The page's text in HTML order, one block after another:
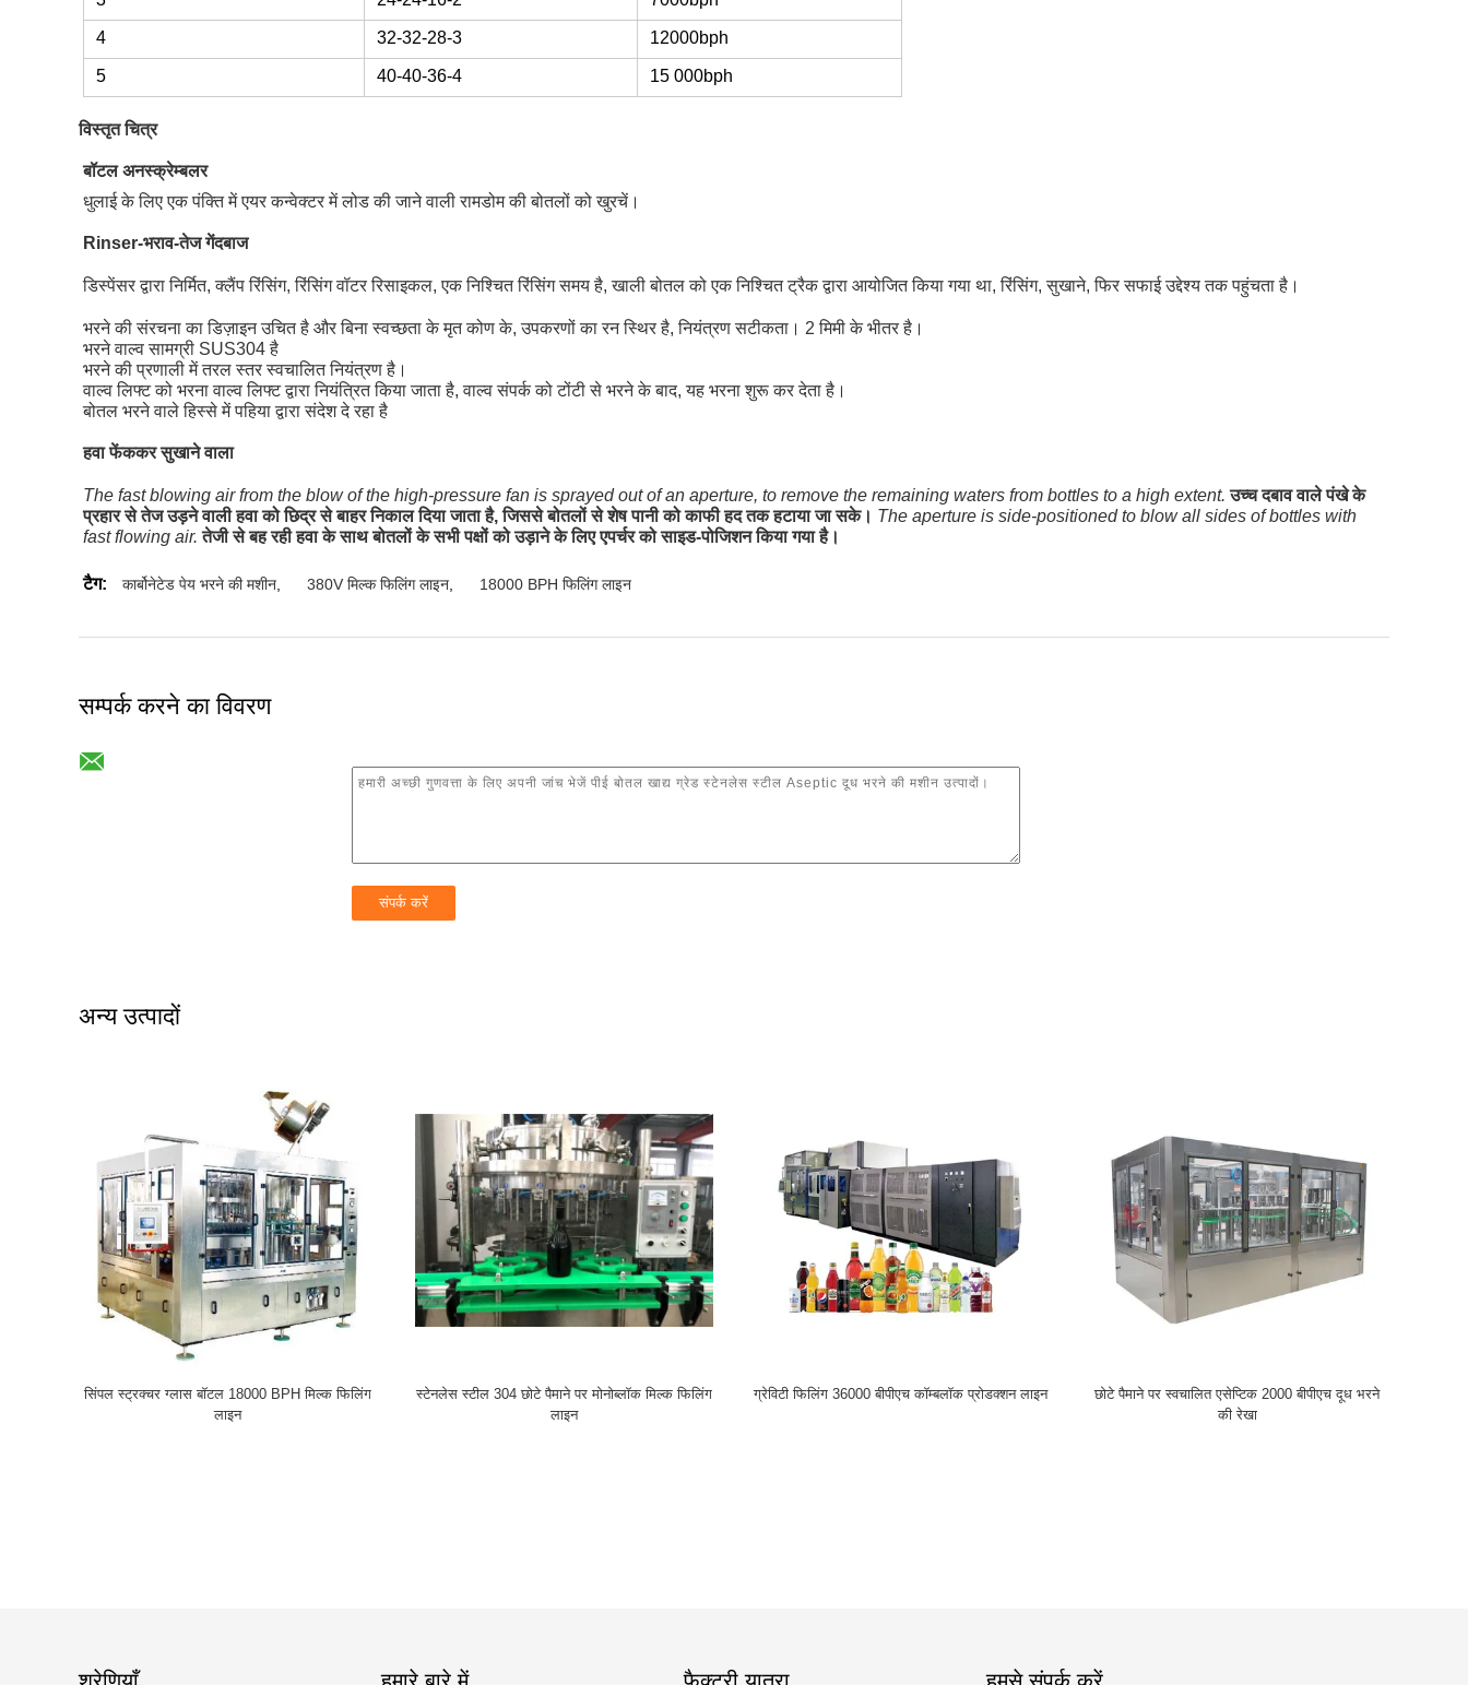
4 32-32-28-3 12000bph
5 40-40-36-4 15 000bph
विस्तृत चित्र
बॉटल अनस्क्रेम्बलर
धुलाई के लिए एक पंक्ति में एयर कन्वेक्टर में लोड की जाने वाली रामडोम की बोतलों को खुरचें।
Rinser-भराव-तेज गेंदबाज
डिस्पेंसर द्वारा निर्मित, क्लैंप रिंसिंग, रिंसिंग वॉटर रिसाइकल, एक निश्चित रिंसिंग समय है, खाली बोतल को एक निश्चित ट्रैक द्वारा आयोजित किया गया था, रिंसिंग, सुखाने, फिर सफाई उद्देश्य तक पहुंचता है।
भरने की संरचना का डिज़ाइन उचित है और बिना स्वच्छता के मृत कोण के, उपकरणों का रन स्थिर है, नियंत्रण सटीकता। 2 मिमी के भीतर है।
भरने वाल्व सामग्री SUS304 है
भरने की प्रणाली में तरल स्तर स्वचालित नियंत्रण है।
वाल्व लिफ्ट को भरना वाल्व लिफ्ट द्वारा नियंत्रित किया जाता है, वाल्व संपर्क को टोंटी से भरने के बाद, यह भरना शुरू कर देता है।
बोतल भरने वाले हिस्से में पहिया द्वारा संदेश दे रहा है
हवा फेंककर सुखाने वाला
The fast blowing air from the blow of the high-pressure fan is sprayed out of an aperture, to remove the remaining waters from bottles to a high extent. उच्च दबाव वाले पंखे के
प्रहार से तेज उड़ने वाली हवा को छिद्र से बाहर निकाल दिया जाता है, जिससे बोतलों से शेष पानी को काफी हद तक हटाया जा सके। The aperture is side-positioned to blow all sides of bottles with
fast flowing air. तेजी से बह रही हवा के साथ बोतलों के सभी पक्षों को उड़ाने के लिए एपर्चर को साइड-पोजिशन किया गया है।
टैग: कार्बोनेटेड पेय भरने की मशीन 380V मिल्क फिलिंग लाइन 18000 BPH फिलिंग लाइन
सम्पर्क करने का विवरण
अन्य उत्पादों
सिंपल स्ट्रक्चर ग्लास बॉटल 18000 BPH मिल्क फिलिंग
लाइन
स्टेनलेस स्टील 304 छोटे पैमाने पर मोनोब्लॉक मिल्क फिलिंग
लाइन
ग्रेविटी फिलिंग 36000 बीपीएच कॉम्बलॉक प्रोडक्शन लाइन
छोटे पैमाने पर स्वचालित एसेप्टिक 2000 बीपीएच दूध भरने
की रेखा